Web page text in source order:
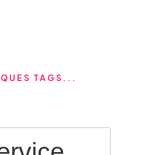
TAGS...